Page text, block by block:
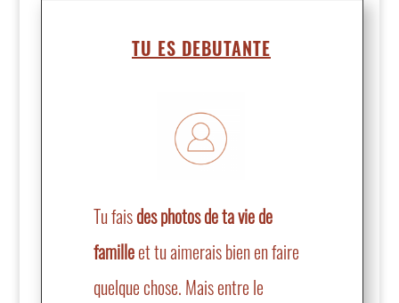
TU ES DEBUTANTE
Tu faisdes photos de ta vie de
familleet tu aimerais bien en faire
quelque chose. Mais entre le